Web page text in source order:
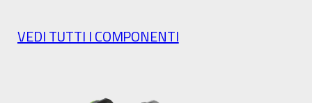
VEDI TUTTI I COMPONENTI